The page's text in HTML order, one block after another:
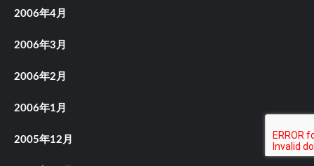
2006年4月
2006年3月
2006年2月
2006年1月
2005年12月